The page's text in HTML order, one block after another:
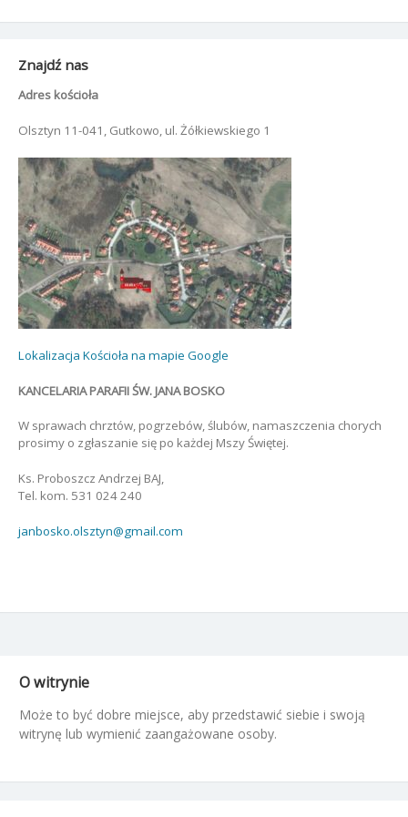
Znajdź nas
Adres kościoła
Olsztyn 11-041, Gutkowo, ul. Żółkiewskiego 1
Lokalizacja Kościoła na mapie Google
KANCELARIA PARAFII ŚW. JANA BOSKO
W sprawach chrztów, pogrzebów, ślubów, namaszczenia chorych
prosimy o zgłaszanie się po każdej Mszy Świętej.
Ks. Proboszcz Andrzej BAJ,
Tel. kom. 531 024 240
janbosko.olsztyn@gmail.com
O witrynie
Może to być dobre miejsce, aby przedstawić siebie i swoją
witrynę lub wymienić zaangażowane osoby.